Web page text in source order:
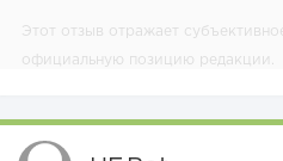
Этот отзыв отражает
официальную позицию редакции.